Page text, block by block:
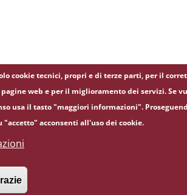
cookie tecnici, propri e di terze parti, per il
web e per il miglioramento dei servizi. Se
usa il tasto "maggiori informazioni".
"accetto" acconsenti all'uso dei cookie.